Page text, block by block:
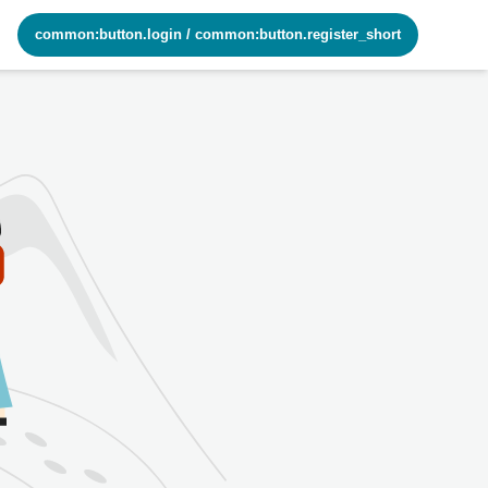
common:button.login / common:button.register_short